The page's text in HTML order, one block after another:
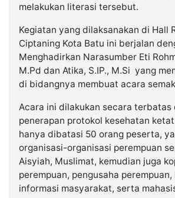
melakukan literasi tersebut.
Kegiatan yang dilaksanakan di Hall
Ciptaning Kota Batu ini berjalan
Menghadirkan Narasumber Eti
M.Pd dan Atika, S.IP., M.Si yang
di bidangnya membuat acara
Acara ini dilakukan secara terbatas
penerapan protokol kesehatan
hanya dibatasi 50 orang peserta,
organisasi-organisasi perempuan
Aisyiah, Muslimat, kemudian juga
perempuan, pengusaha perempuan,
informasi masyarakat, serta